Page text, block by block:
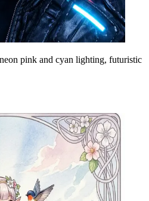
pink and cyan lighting, futuristic